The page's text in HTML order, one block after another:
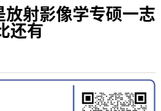
射影像学专硕一志
还有